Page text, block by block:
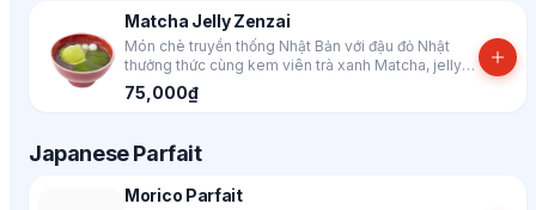
Matcha Jelly Zenzai
Món chè truyền thống Nhật Bản với đậu đỏ Nhật
thưởng thức cùng kem viên trà xanh Matcha, jelly
trà xanh, gạo nếp shiratama. Dành cho khách hàng
hảo ngọt!
75,000₫
Japanese Parfait
Morico Parfait